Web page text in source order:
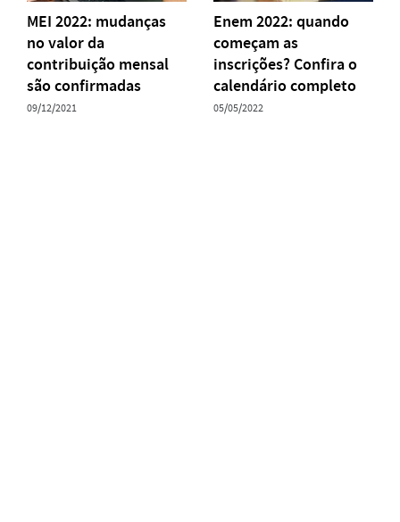
MEI 2022: mudanças
no valor da
contribuição mensal
são confirmadas
09/12/2021
Enem 2022: quando
começam as
inscrições? Confira o
calendário completo
05/05/2022